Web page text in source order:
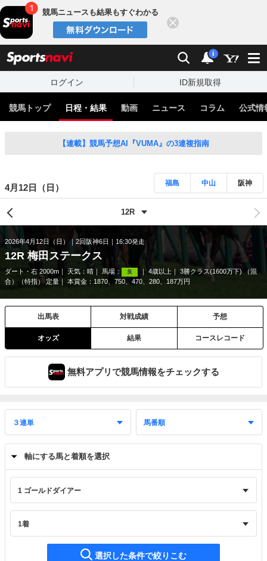
競馬ニュースも結果もすぐわかる
検索 通知
i
ログイン ID新規取得
競馬トップ 日程・結果 動画 ニュース コラム 公式情
【連載】競馬予想AI『VUMA』の3連複指南
4月12日（日） 福島 中山 阪神
2026年4月12日（日） 2回阪神6日 16:30発走
12R 梅田ステークス
ダート・右 2000m 天気： 晴 馬場： 良 4歳以上
3勝クラス(1600万下) （混
合）（特指） 定量
本賞金：1870、750、470、280、187万円
出馬表 対戦成績 予想
オッズ 結果 コースレコード
無料アプリで競馬情報をチェックする
軸にする馬と着順を選択
選択した条件で絞りこむ